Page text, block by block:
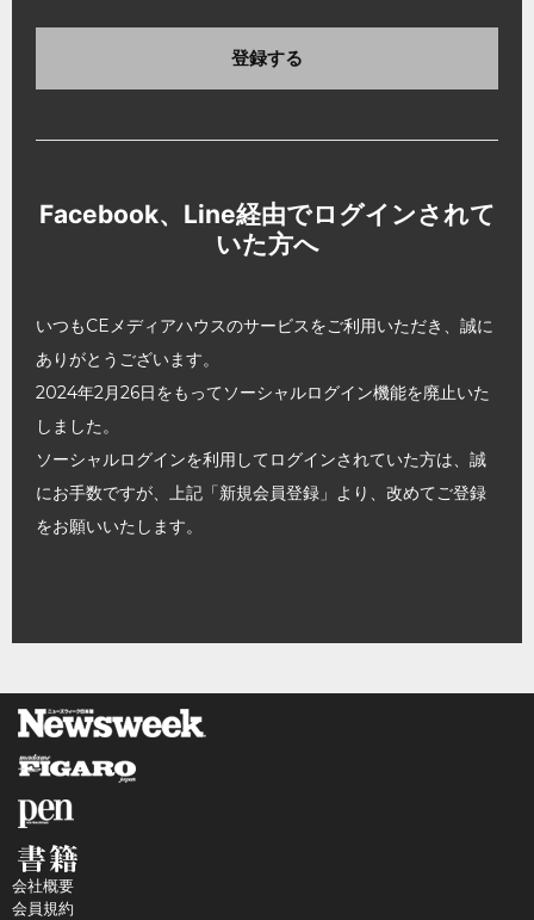
登録する
Facebook、Line経由でログインされて
いた方へ
いつもCEメディアハウスのサービスをご利用いただき、誠に
ありがとうございます。
2024年2月26日をもってソーシャルログイン機能を廃止いた
しました。
ソーシャルログインを利用してログインされていた方は、誠
にお手数ですが、上記「新規会員登録」より、改めてご登録
をお願いいたします。
会社概要
会員規約